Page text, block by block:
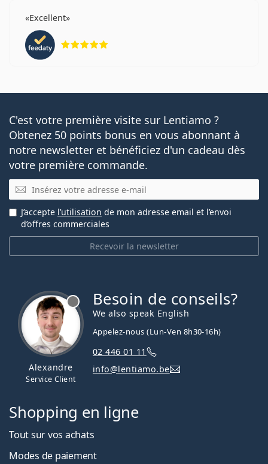
Excellent
C'est votre première visite sur Lentiamo ?
Obtenez 50 points bonus en vous abonnant à
notre newsletter et bénéficiez d'un cadeau dès
votre première commande.
E-mail
Recevoir la newsletter
J’accepte l’utilisation de mon adresse email et l’envoi
d’offres commerciales
Alexandre
Service Client
Besoin de conseils?
We also speak English
Appelez-nous (Lun-Ven 8h30-16h)
02 446 01 11
info@lentiamo.be
Shopping en ligne
Tout sur vos achats
Modes de paiement